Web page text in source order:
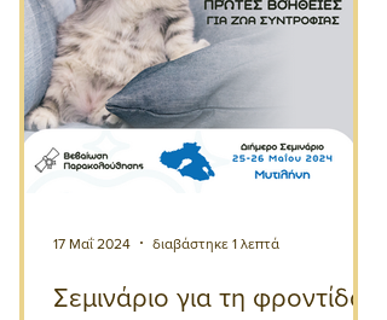
Σεμινάριο για τη φροντίδα
17 Μαΐ 2024 διαβάστηκε 1 λεπτά